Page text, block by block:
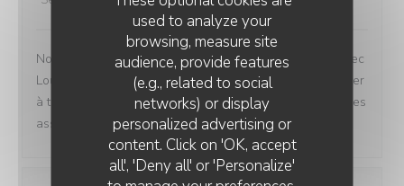
used to analyze your
browsing, measure site
audience, provide features
(e.g., related to social
networks) or display
personalized advertising or
content. Click on 'OK, accept
all', 'Deny all' or 'Personalize'
Nous avons passé un magnifique moment en famille avec
Louise et Marvey ! Nous nous sommes laissés transporter
à travers leurs voyages avec de belles surprises dans les
assiettes et dans les verres !